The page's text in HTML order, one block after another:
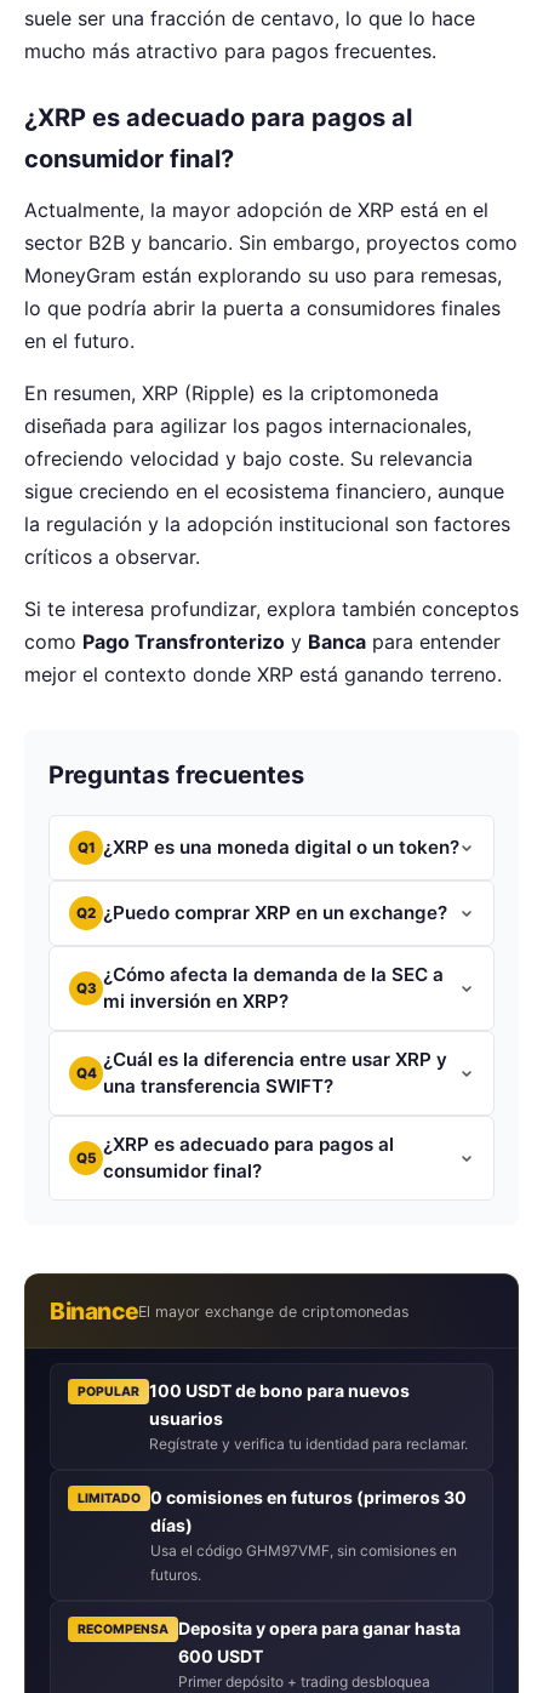
suele ser una fracción de centavo, lo que lo hace
mucho más atractivo para pagos frecuentes.
¿XRP es adecuado para pagos al
consumidor final?
Actualmente, la mayor adopción de XRP está en el
sector B2B y bancario. Sin embargo, proyectos como
MoneyGram están explorando su uso para remesas,
lo que podría abrir la puerta a consumidores finales
en el futuro.
En resumen, XRP (Ripple) es la criptomoneda
diseñada para agilizar los pagos internacionales,
ofreciendo velocidad y bajo coste. Su relevancia
sigue creciendo en el ecosistema financiero, aunque
la regulación y la adopción institucional son factores
críticos a observar.
Si te interesa profundizar, explora también conceptos
como Pago Transfronterizo y Banca para entender
mejor el contexto donde XRP está ganando terreno.
Preguntas frecuentes
Q1 ¿XRP es una moneda digital o un token?
Q2 ¿Puedo comprar XRP en un exchange?
Q3
¿Cómo afecta la demanda de la SEC a
mi inversión en XRP?
Q4
¿Cuál es la diferencia entre usar XRP y
una transferencia SWIFT?
Q5
¿XRP es adecuado para pagos al
consumidor final?
BinanceEl mayor exchange de criptomonedas
POPULAR
100 USDT de bono para nuevos
usuarios
Regístrate y verifica tu identidad para reclamar.
LIMITADO
0 comisiones en futuros (primeros 30
días)
Usa el código GHM97VMF, sin comisiones en
futuros.
RECOMPENSA
Deposita y opera para ganar hasta
600 USDT
Primer depósito + trading desbloquea